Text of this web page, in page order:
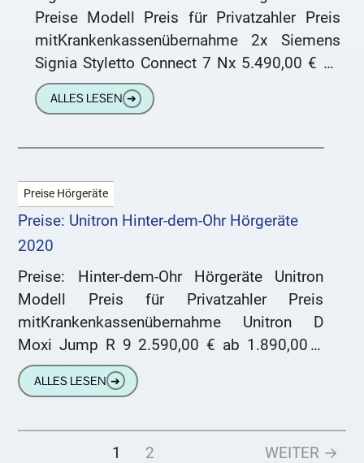
Preise Modell Preis für Privatzahler Preis
mitKrankenkassenübernahme 2x Siemens
Signia Styletto Connect 7 Nx 5.490,00 € ab
4.090,00 € 2x Siemens Signia Styletto
Connect 5
ALLES LESEN ➔
Preise Hörgeräte
Preise: Unitron Hinter-dem-Ohr Hörgeräte
2020
Preise: Hinter-dem-Ohr Hörgeräte Unitron
Modell Preis für Privatzahler Preis
mitKrankenkassenübernahme Unitron D
Moxi Jump R 9 2.590,00 € ab 1.890,00 €
Unitron D Moxi Jump R 7 2.190,00 € ab
ALLES LESEN ➔
1 2
WEITER →